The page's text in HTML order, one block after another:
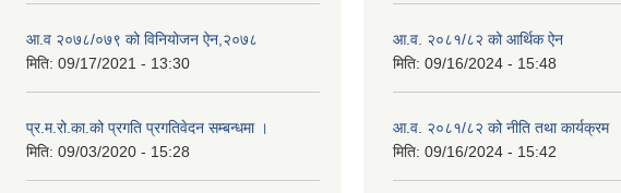
आ.व २०७८/०७९ को विनियोजन ऐन,२०७८
मिति: 09/17/2021 - 13:30
प्र.म.रो.का.को प्रगति प्रगतिवेदन सम्बन्धमा ।
मिति: 09/03/2020 - 15:28
आ.व. २०८१/८२ को आर्थिक ऐन
मिति: 09/16/2024 - 15:48
आ.व. २०८१/८२ को नीति तथा कार्यक्रम
मिति: 09/16/2024 - 15:42